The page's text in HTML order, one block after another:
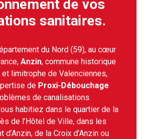
de vos
sanitaires.
du Nord (59), au cœur
Anzin, commune historique
limitrophe de Valenciennes,
de Proxi-Débouchage
de canalisations
habitiez dans le quartier de la
de l’Hôtel de Ville, dans les
de la Croix d’Anzin ou